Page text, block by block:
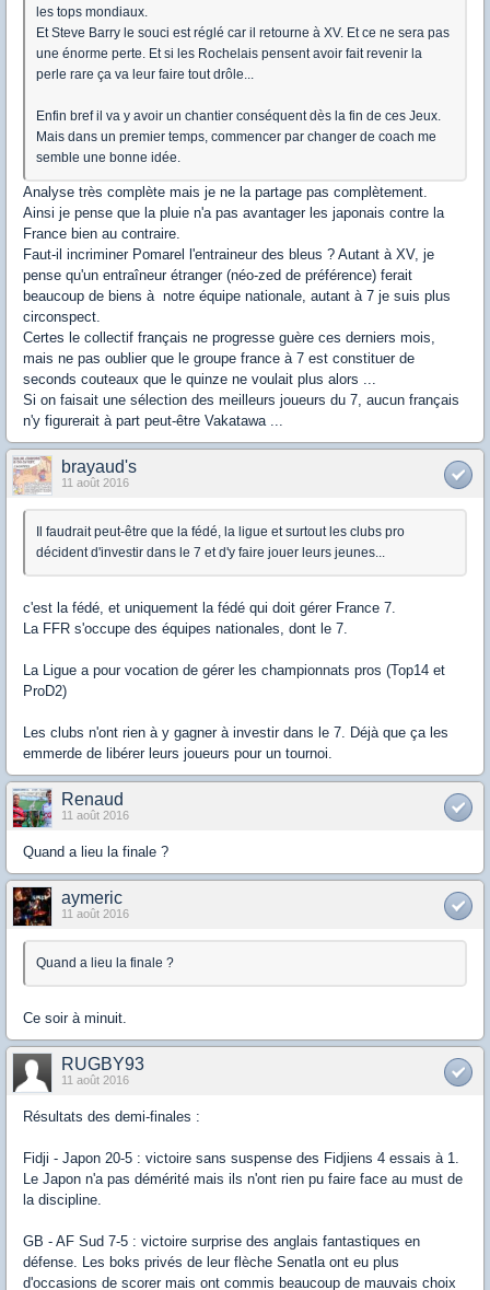
les tops mondiaux.
Et Steve Barry le souci est réglé car il retourne à XV. Et ce ne sera pas
une énorme perte. Et si les Rochelais pensent avoir fait revenir la
perle rare ça va leur faire tout drôle...
Enfin bref il va y avoir un chantier conséquent dès la fin de ces Jeux.
Mais dans un premier temps, commencer par changer de coach me
semble une bonne idée.
Analyse très complète mais je ne la partage pas complètement.
Ainsi je pense que la pluie n'a pas avantager les japonais contre la
France bien au contraire.
Faut-il incriminer Pomarel l'entraineur des bleus ? Autant à XV, je
pense qu'un entraîneur étranger (néo-zed de préférence) ferait
beaucoup de biens à notre équipe nationale, autant à 7 je suis plus
circonspect.
Certes le collectif français ne progresse guère ces derniers mois,
mais ne pas oublier que le groupe france à 7 est constituer de
seconds couteaux que le quinze ne voulait plus alors ...
Si on faisait une sélection des meilleurs joueurs du 7, aucun français
n'y figurerait à part peut-être Vakatawa ...
brayaud's
11 août 2016
Il faudrait peut-être que la fédé, la ligue et surtout les clubs pro
décident d'investir dans le 7 et d'y faire jouer leurs jeunes...
c'est la fédé, et uniquement la fédé qui doit gérer France 7.
La FFR s'occupe des équipes nationales, dont le 7.
La Ligue a pour vocation de gérer les championnats pros (Top14 et
ProD2)
Les clubs n'ont rien à y gagner à investir dans le 7. Déjà que ça les
emmerde de libérer leurs joueurs pour un tournoi.
Renaud
11 août 2016
Quand a lieu la finale ?
aymeric
11 août 2016
Quand a lieu la finale ?
Ce soir à minuit.
RUGBY93
11 août 2016
Résultats des demi-finales :
Fidji - Japon 20-5 : victoire sans suspense des Fidjiens 4 essais à 1.
Le Japon n'a pas démérité mais ils n'ont rien pu faire face au must de
la discipline.
GB - AF Sud 7-5 : victoire surprise des anglais fantastiques en
défense. Les boks privés de leur flèche Senatla ont eu plus
d'occasions de scorer mais ont commis beaucoup de mauvais choix